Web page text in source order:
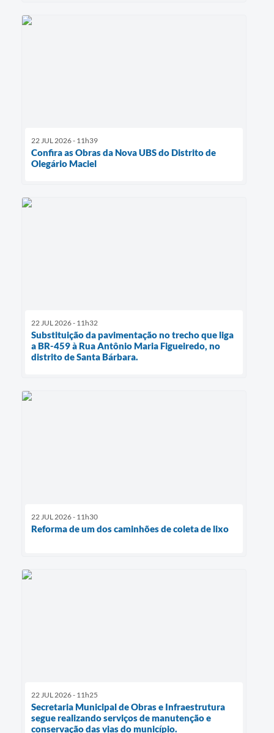
22 JUL 2026 - 11h39
Confira as Obras da Nova UBS do Distrito de
Olegário Maciel
22 JUL 2026 - 11h32
Substituição da pavimentação no trecho que liga
a BR-459 à Rua Antônio Maria Figueiredo, no
distrito de Santa Bárbara.
22 JUL 2026 - 11h30
Reforma de um dos caminhões de coleta de lixo
22 JUL 2026 - 11h25
Secretaria Municipal de Obras e Infraestrutura
segue realizando serviços de manutenção e
conservação das vias do município.